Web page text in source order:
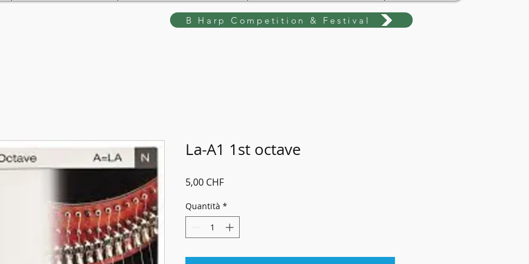
B Harp Competition & Festival
La-A1 1st octave
5,00 CHFPrezzo
Quantità *